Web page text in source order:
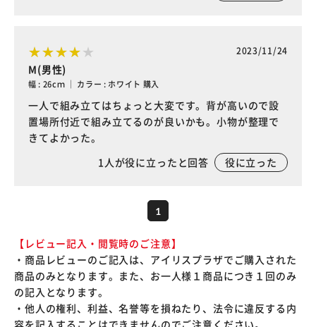
2023/11/24
M(男性)
幅 : 26cｍ ｜ カラー : ホワイト 購入
一人で組み立てはちょっと大変です。背が高いので設
置場所付近で組み立てるのが良いかも。小物が整理で
きてよかった。
1人が役に立ったと回答 役に立った
1
【レビュー記入・閲覧時のご注意】
・商品レビューのご記入は、アイリスプラザでご購入された
商品のみとなります。また、お一人様１商品につき１回のみ
の記入となります。
・他人の権利、利益、名誉等を損ねたり、法令に違反する内